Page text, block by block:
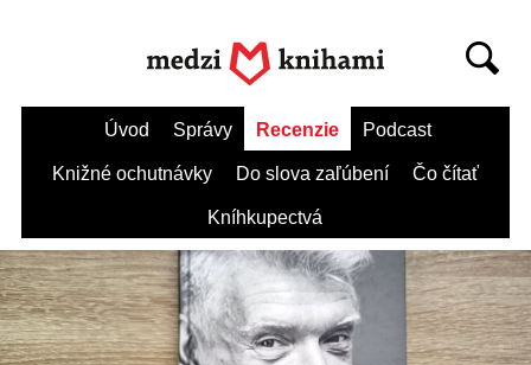
Úvod Správy Recenzie Podcast
Knižné ochutnávky Do slova zaľúbení Čo čítať
Kníhkupectvá